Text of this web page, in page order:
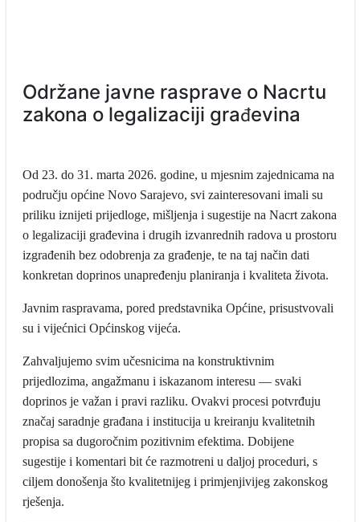
Održane javne rasprave o Nacrtu
zakona o legalizaciji građevina
Od 23. do 31. marta 2026. godine, u mjesnim zajednicama na
području općine Novo Sarajevo, svi zainteresovani imali su
priliku iznijeti prijedloge, mišljenja i sugestije na Nacrt zakona
o legalizaciji građevina i drugih izvanrednih radova u prostoru
izgrađenih bez odobrenja za građenje, te na taj način dati
konkretan doprinos unapređenju planiranja i kvaliteta života.
Javnim raspravama, pored predstavnika Općine, prisustvovali
su i vijećnici Općinskog vijeća.
Zahvaljujemo svim učesnicima na konstruktivnim
prijedlozima, angažmanu i iskazanom interesu — svaki
doprinos je važan i pravi razliku. Ovakvi procesi potvrđuju
značaj saradnje građana i institucija u kreiranju kvalitetnih
propisa sa dugoročnim pozitivnim efektima. Dobijene
sugestije i komentari bit će razmotreni u daljoj proceduri, s
ciljem donošenja što kvalitetnijeg i primjenjivijeg zakonskog
rješenja.